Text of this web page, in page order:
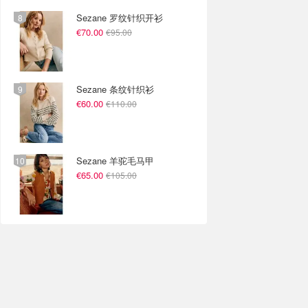
Sezane 罗纹针织开衫
€70.00 €95.00
Sezane 条纹针织衫
€60.00 €110.00
Sezane 羊驼毛马甲
€65.00 €105.00